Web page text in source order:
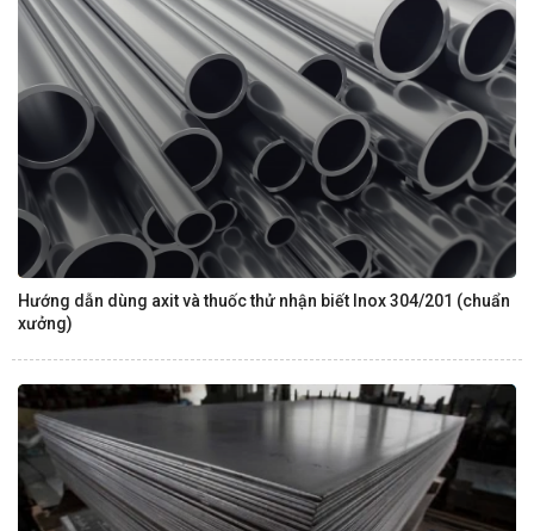
Hướng dẫn dùng axit và thuốc thử nhận biết Inox 304/201 (chuẩn
xưởng)